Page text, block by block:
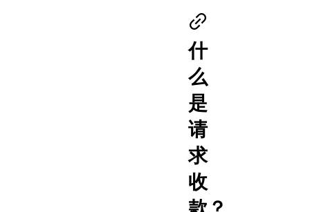
什
么
是
请
求
收